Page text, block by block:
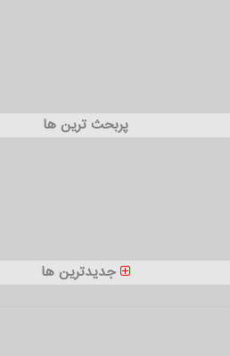
پربحث ترین ها
جدیدترین ها